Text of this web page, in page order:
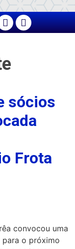
sócios
Frota
convocou uma
para o próximo